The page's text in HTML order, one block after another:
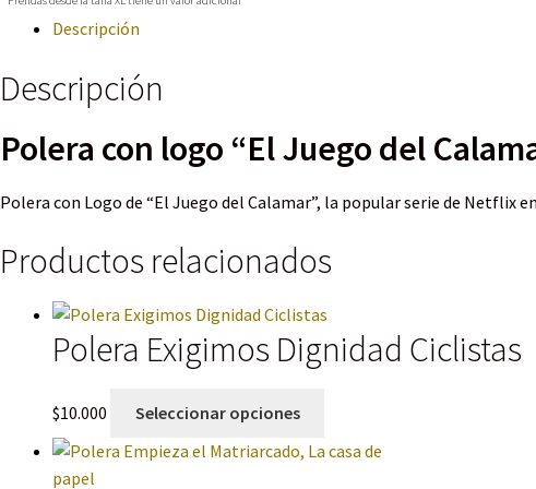
Descripción
Descripción
Polera con logo “El Juego del
Polera con Logo de “El Juego del Calamar”, la popular serie de Netflix
Productos relacionados
Polera Exigimos Dignidad Ciclistas
$10.000 Seleccionar opciones
tiene